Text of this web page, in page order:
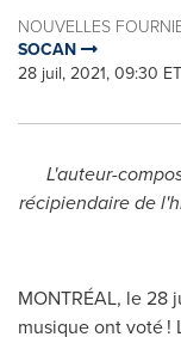
NOUVELLES
SOCAN
28 juil, 2021, 09:30 ET
L'auteur-
récipiendaire de
MONTRÉAL, le 28
musique ont voté !